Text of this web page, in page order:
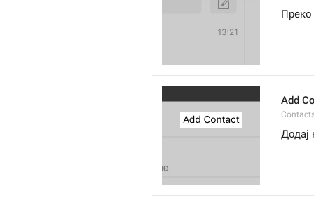
Преко
Add
Додај